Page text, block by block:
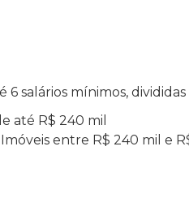
salários mínimos, divididas
até R$ 240 mil
entre R$ 240 mil e